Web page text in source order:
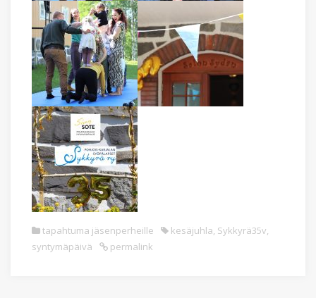
tapahtuma jäsenperheille kesäjuhla, Sykkyrä35v,
syntymäpäivä
permalink